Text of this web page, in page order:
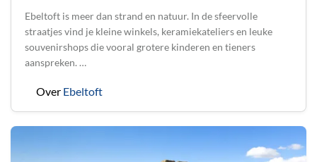
Ebeltoft is meer dan strand en natuur. In de sfeervolle
straatjes vind je kleine winkels, keramiekateliers en leuke
souvenirshops die vooral grotere kinderen en tieners
aanspreken. …
Over Ebeltoft